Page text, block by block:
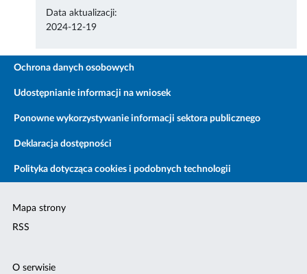
Data aktualizacji:
2024-12-19
Ochrona danych osobowych
Udostępnianie informacji na wniosek
Ponowne wykorzystywanie informacji sektora publicznego
Deklaracja dostępności
Polityka dotycząca cookies i podobnych technologii
Mapa strony
RSS
O serwisie